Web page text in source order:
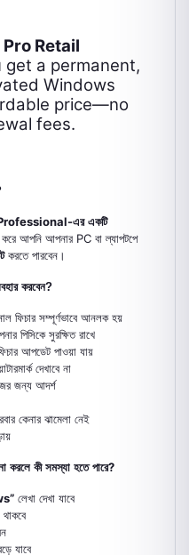
Retail
get a permanent,
Windows
price—no
fees.
এর একটি
করে আপনি আপনার PC বা ল্যাপটপে
করতে পারবেন।
করবেন?
ফিচার সম্পূর্ণভাবে আনলক হয়
পিসিকে সুরক্ষিত রাখে
আপডেট পাওয়া যায়
দেখাবে না
জন্য আদর্শ
কেনার ঝামেলা নেই
করলে কী সমস্যা হতে পারে?
লেখা দেখা যাবে
যাবে